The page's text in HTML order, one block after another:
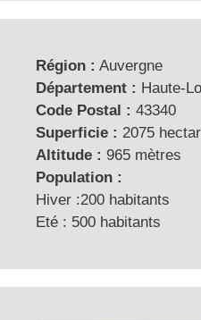
Région : Auvergne
Département : Haute-
Code Postal : 43340
Superficie : 2075
Altitude : 965 mètres
Population :
Hiver :200 habitants
Eté : 500 habitants